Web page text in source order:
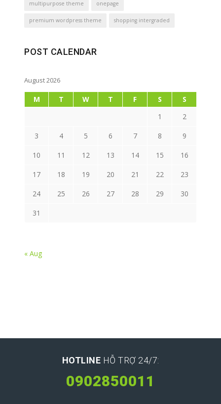
multipurpose theme onepage
premium wordpress theme shopping intergraded
POST CALENDAR
August 2026
M T W T F S
S
1
2
3 4 5 6 7 8 9
10 11 12 13 14 15 16
17 18 19 20 21 22 23
24 25 26 27 28 29 30
31
« Aug
HOTLINE HỖ TRỢ 24/7:
0902850011